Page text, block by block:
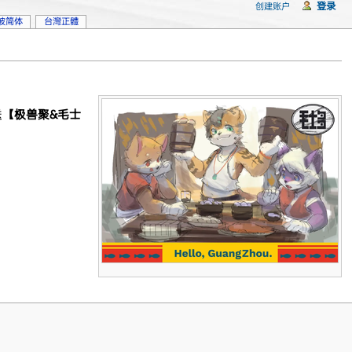
【极兽聚&毛士
简体 台灣正體
创建账户 登录